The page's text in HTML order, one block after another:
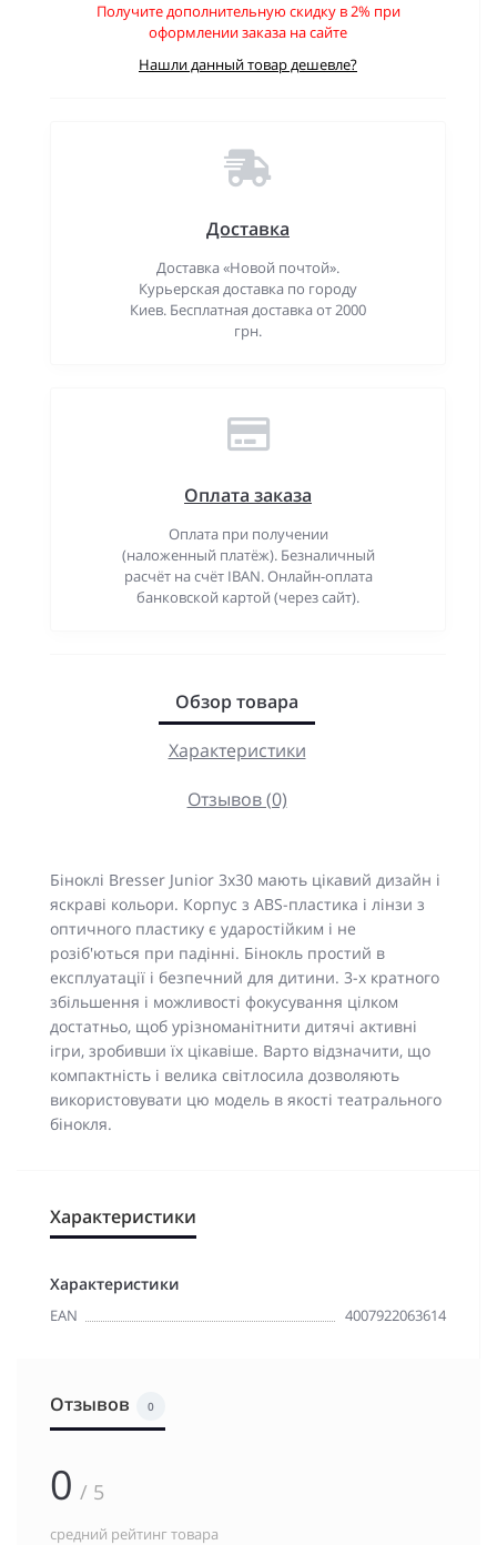
Получите дополнительную скидку в 2% при
оформлении заказа на сайте
Нашли данный товар дешевле?
Доставка
Доставка «Новой почтой».
Курьерская доставка по городу
Киев. Бесплатная доставка от 2000
грн.
Оплата заказа
Оплата при получении
(наложенный платёж). Безналичный
расчёт на счёт IBAN. Онлайн-оплата
банковской картой (через сайт).
Обзор товара
Характеристики
Отзывов (0)
Біноклі Bresser Junior 3x30 мають цікавий дизайн і
яскраві кольори. Корпус з ABS-пластика і лінзи з
оптичного пластику є ударостійким і не
розіб'ються при падінні. Бінокль простий в
експлуатації і безпечний для дитини. 3-х кратного
збільшення і можливості фокусування цілком
достатньо, щоб урізноманітнити дитячі активні
ігри, зробивши їх цікавіше. Варто відзначити, що
компактність і велика світлосила дозволяють
використовувати цю модель в якості театрального
бінокля.
Характеристики
Характеристики
EAN 4007922063614
Отзывов 0
0 / 5
средний рейтинг товара